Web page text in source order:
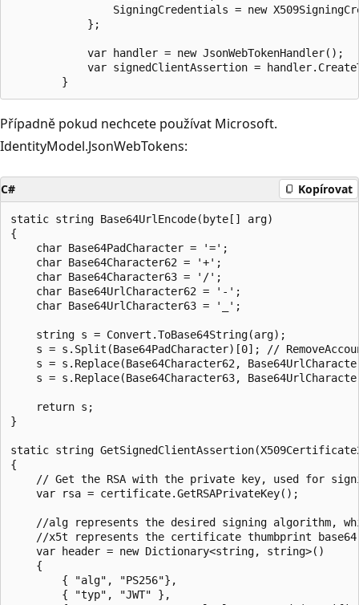
SigningCredentials = new
            };
            var handler = new JsonWebTokenHandler();
var signedClientAssertion =
Případně pokud nechcete používat Microsoft.
IdentityModel.JsonWebTokens:
C# Kopírovat
static string Base64UrlEncode(byte[] arg)
{
    char Base64PadCharacter = '=';
    char Base64Character62 = '+';
    char Base64Character63 = '/';
    char Base64UrlCharacter62 = '-';
    char Base64UrlCharacter63 = '_';
    string s = Convert.ToBase64String(arg);
s = s.Split(Base64PadCharacter)[0]; //
s = s.Replace(Base64Character62,
s = s.Replace(Base64Character63,
    return s;
}
static string
{
// Get the RSA with the private key, used for
    var rsa = certificate.GetRSAPrivateKey();
//alg represents the desired signing algorithm,
//x5t represents the certificate thumbprint
    var header = new Dictionary<string, string>()
    {
        { "alg", "PS256"},
        { "typ", "JWT" },